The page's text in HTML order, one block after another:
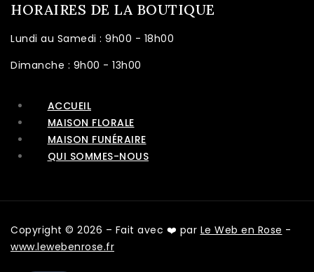
HORAIRES DE LA BOUTIQUE
Lundi au Samedi : 9h00 - 18h00
Dimanche : 9h00 - 13h00
ACCUEIL
MAISON FLORALE
MAISON FUNÉRAIRE
QUI SOMMES-NOUS
Copyright © 2026 – Fait avec ❤️ par Le Web en Rose -
www.lewebenrose.fr